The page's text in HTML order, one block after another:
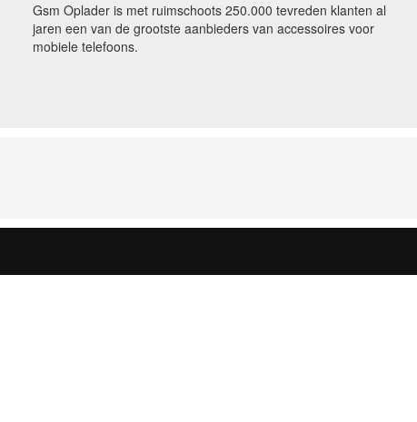
Gsm Oplader is met ruimschoots 250.000 tevreden klanten al
jaren een van de grootste aanbieders van accessoires voor
mobiele telefoons.